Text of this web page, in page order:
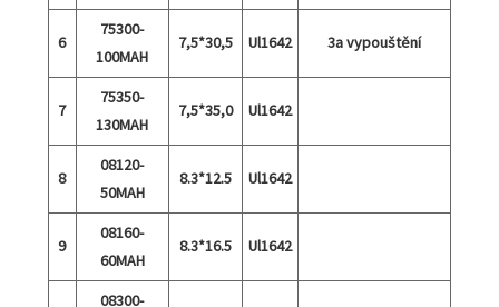
6
75300-
100MAH
7,5*30,5 Ul1642 3a vypouštění
7
75350-
130MAH
7,5*35,0 Ul1642
8
08120-
50MAH
8.3*12.5 Ul1642
9
08160-
60MAH
8.3*16.5 Ul1642
08300-